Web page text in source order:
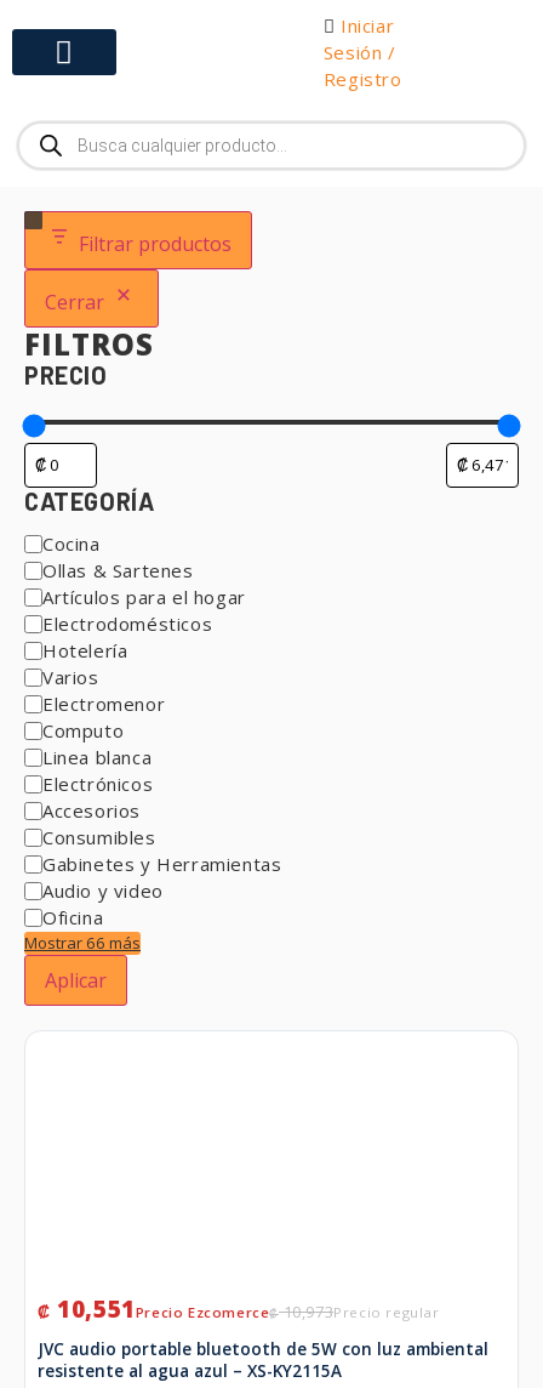
Iniciar
Sesión /
Registro
Filtrar productos
Cerrar
FILTROS
PRECIO
CATEGORÍA
Cocina
Ollas & Sartenes
Artículos para el hogar
Electrodomésticos
Hotelería
Varios
Electromenor
Computo
Linea blanca
Electrónicos
Accesorios
Consumibles
Gabinetes y Herramientas
Audio y video
Oficina
Mostrar 66 más
Aplicar
₡10,973
₡ 10,551
JVC audio portable bluetooth de 5W con luz ambiental
resistente al agua azul – XS-KY2115A